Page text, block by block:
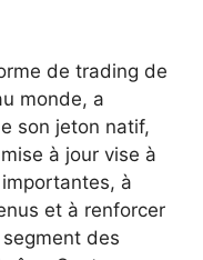
de trading de
monde, a
son jeton natif,
à jour vise à
à
et à renforcer
des